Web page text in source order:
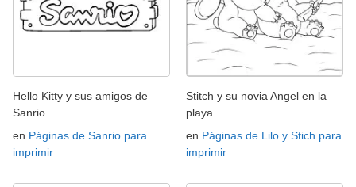
Hello Kitty y sus amigos de
Sanrio
en Páginas de Sanrio para
imprimir
Stitch y su novia Angel en la
playa
en Páginas de Lilo y Stich para
imprimir